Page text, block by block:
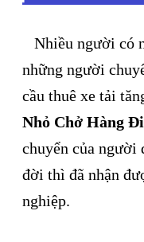
Nhiều người có
những người
cầu thuê xe tải
Nhỏ Chở Hàng
chuyển của người
đời thì đã nhận
nghiệp.